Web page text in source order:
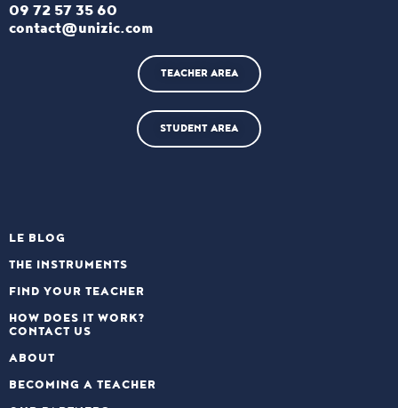
09 72 57 35 60
contact@unizic.com
TEACHER AREA
STUDENT AREA
LE BLOG
THE INSTRUMENTS
FIND YOUR TEACHER
HOW DOES IT WORK?
CONTACT US
ABOUT
BECOMING A TEACHER